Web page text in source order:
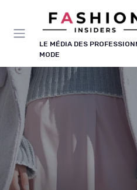
LE MÉDIA DES
MODE